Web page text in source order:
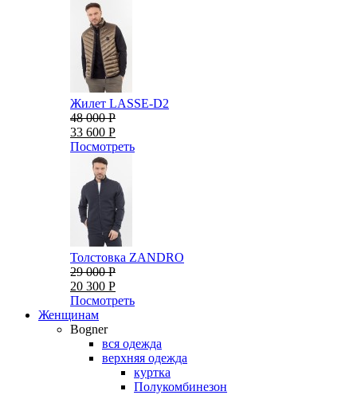
Жилет LASSE-D2
48 000 Р
33 600 Р
Посмотреть
Толстовка ZANDRO
29 000 Р
20 300 Р
Посмотреть
Женщинам
Bogner
вся одежда
верхняя одежда
куртка
Полукомбинезон